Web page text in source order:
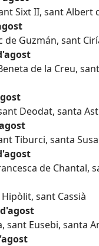
Sixt II, sant Albert
de Guzmán, sant
de la Creu,
Deodat, santa
Tiburci, santa
de Chantal,
sant Cassià
sant Eusebi, santa